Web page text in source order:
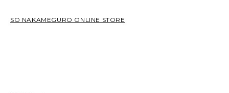
SO NAKAMEGURO ONLINE STORE